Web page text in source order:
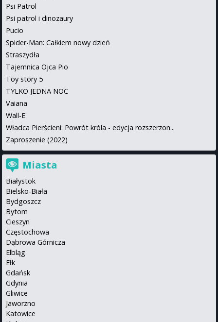
Psi Patrol
Psi patrol i dinozaury
Pucio
Spider-Man: Całkiem nowy dzień
Straszydła
Tajemnica Ojca Pio
Toy story 5
TYLKO JEDNA NOC
Vaiana
Wall-E
Władca Pierścieni: Powrót króla - edycja rozszerzon...
Zaproszenie (2022)
Miasta
Białystok
Bielsko-Biała
Bydgoszcz
Bytom
Cieszyn
Częstochowa
Dąbrowa Górnicza
Elbląg
Ełk
Gdańsk
Gdynia
Gliwice
Jaworzno
Katowice